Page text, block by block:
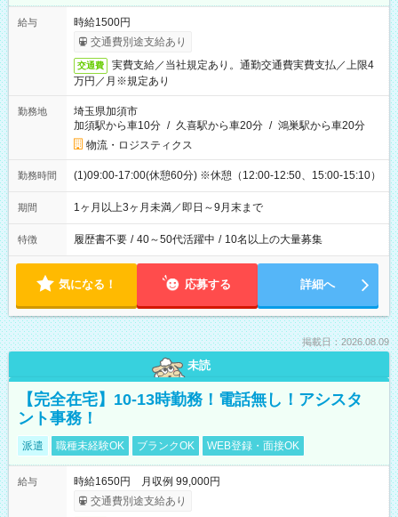
給与
時給1500円
交通費別途支給あり
交通費
実費支給／当社規定あり。通勤交通費実費支払／上限4
万円／月※規定あり
勤務地
埼玉県加須市
加須駅から車10分 / 久喜駅から車20分 / 鴻巣駅から車20分
物流・ロジスティクス
勤務時間 (1)09:00-17:00(休憩60分) ※休憩（12:00-12:50、15:00-15:10）
期間 1ヶ月以上3ヶ月未満／即日～9月末まで
特徴 履歴書不要 / 40～50代活躍中 / 10名以上の大量募集
気になる！ 応募する 詳細へ
掲載日：2026.08.09
未読
【完全在宅】10-13時勤務！電話無し！アシスタ
ント事務！
派遣 職種未経験OK ブランクOK WEB登録・面接OK
給与
時給1650円 月収例 99,000円
交通費別途支給あり